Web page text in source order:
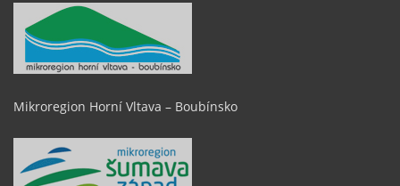
Mikroregion Horní Vltava – Boubínsko